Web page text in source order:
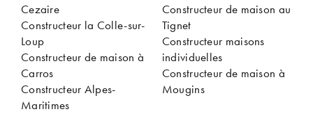
Cezaire
Constructeur la Colle-sur-
Loup
Constructeur de maison à
Carros
Constructeur Alpes-
Maritimes
Constructeur de maison au
Tignet
Constructeur maisons
individuelles
Constructeur de maison à
Mougins